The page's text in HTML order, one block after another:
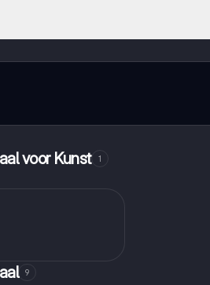
voor Kunst 1
9